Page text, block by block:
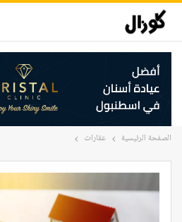
الصفحة الرئيسية عقارات